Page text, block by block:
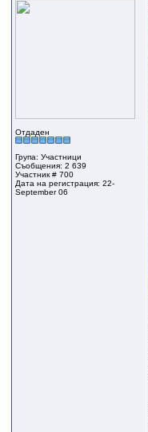
Отдаден
Група: Участници
Съобщения: 2 639
Участник # 700
Дата на регистрация: 22-
September 06